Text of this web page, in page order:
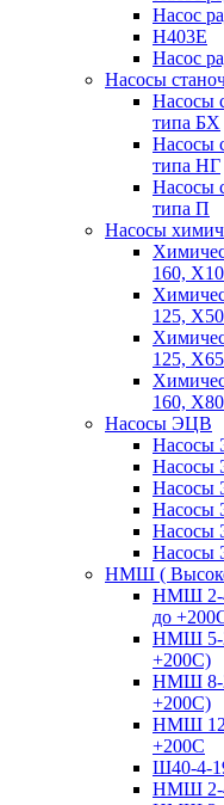
Насос
Н403Е
Насос
Насосы
Насосы
типа БХ
Насосы
типа НГ
Насосы
типа П
Насосы
160,
125,
125,
160,
Насосы ЭЦВ
Насосы
Насосы
Насосы
Насосы
Насосы
Насосы
НМШ (
НМШ 2-
до
НМШ 5-
+200С)
НМШ 8-
+200С)
НМШ 12-
+200С
Ш40-4-
НМШ 2-